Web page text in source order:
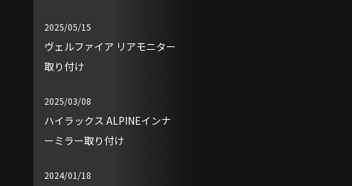
2025/05/15
ヴェルファイア リアモニター
取り付け
2025/03/08
ハイラックス ALPINEインナ
ーミラー取り付け
2024/01/18